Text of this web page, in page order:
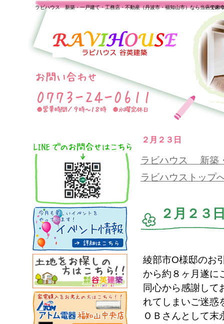
２月２３日
一生の
ラビハウス 新築・一戸建て・工務店・不動産（丹波市・福知山市）なら当店で家
ラビハウス 新築
ラビハウストップ
２月２３
綾部市O様邸のお
から約８ヶ月遂に
同心から感謝して
れてしまいご迷惑
ＯＢさんとして